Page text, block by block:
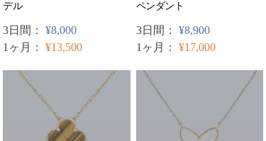
デル
3日間： ¥8,000
1ヶ月： ¥13,500
ペンダント
3日間： ¥8,900
1ヶ月： ¥17,000